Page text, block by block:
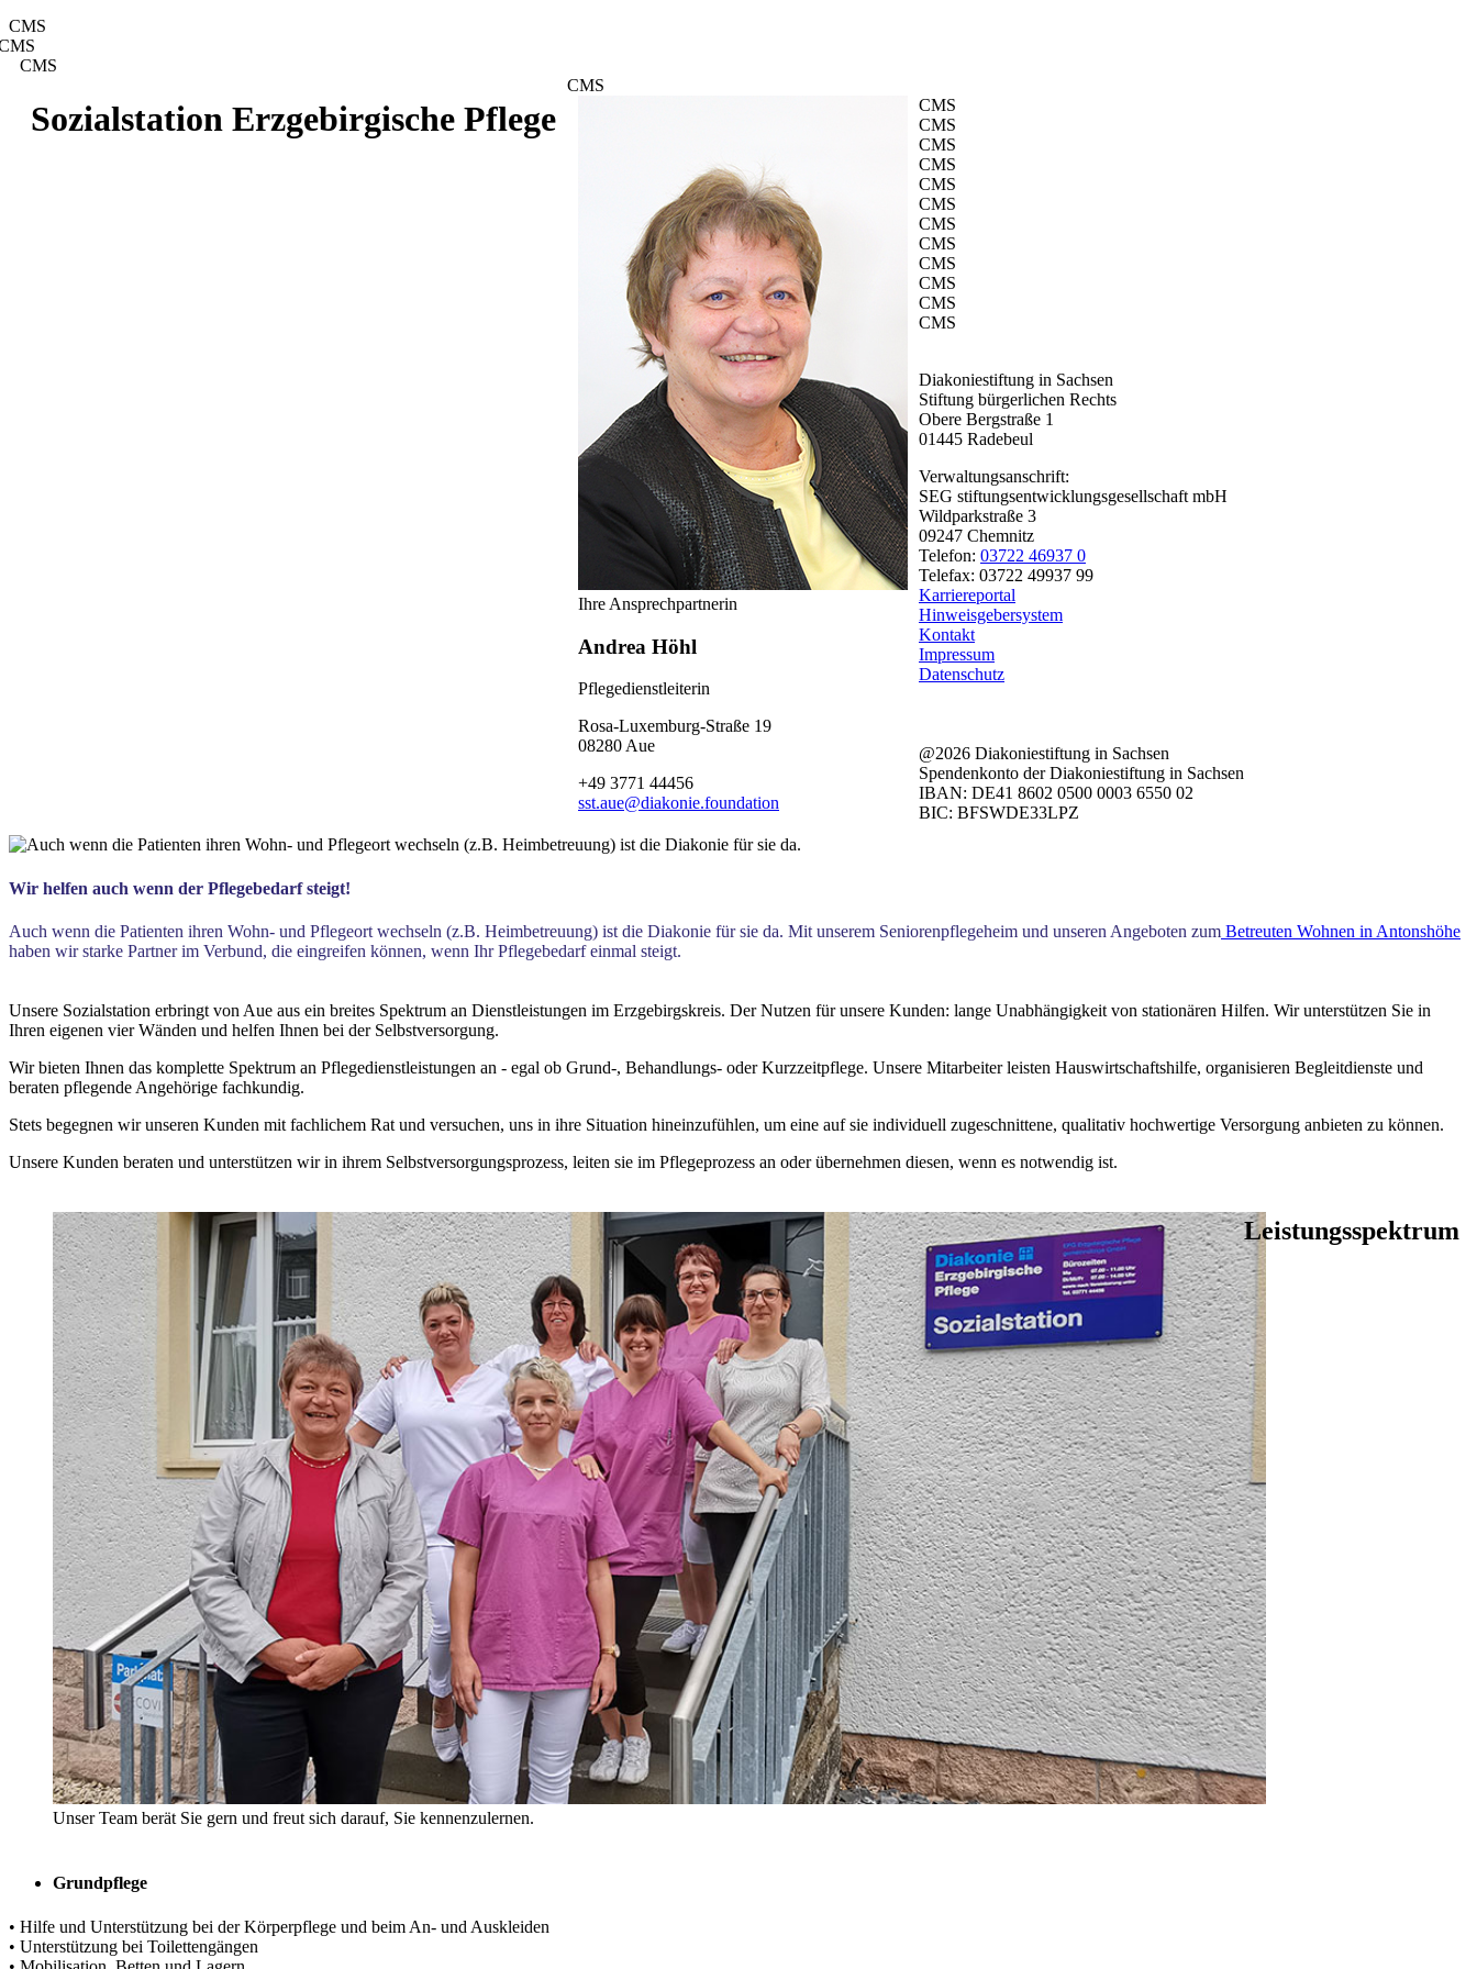
CMS
CMS
Sozialstation Erzgebirgische Pflege
CMS
Ihre Ansprechpartnerin
Andrea Höhl
Pflegedienstleiterin
Rosa-Luxemburg-Straße 19
08280 Aue
+49 3771 44456
sst.aue@diakonie.foundation
CMS
Wir helfen auch wenn der Pflegebedarf steigt!
Auch wenn die Patienten ihren Wohn- und Pflegeort wechseln (z.B. Heimbetreuung) ist die Diakonie für sie da. Mit unserem Seniorenpflegeheim und unseren Angeboten zum Betreuten Wohnen in Antonshöhe
haben wir starke Partner im Verbund, die eingreifen können, wenn Ihr Pflegebedarf einmal steigt.
CMS
Unsere Sozialstation erbringt von Aue aus ein breites Spektrum an Dienstleistungen im Erzgebirgskreis. Der Nutzen für unsere Kunden: lange Unabhängigkeit von stationären Hilfen. Wir unterstützen Sie in
Ihren eigenen vier Wänden und helfen Ihnen bei der Selbstversorgung.
Wir bieten Ihnen das komplette Spektrum an Pflegedienstleistungen an - egal ob Grund-, Behandlungs- oder Kurzzeitpflege. Unsere Mitarbeiter leisten Hauswirtschaftshilfe, organisieren Begleitdienste und
beraten pflegende Angehörige fachkundig.
Stets begegnen wir unseren Kunden mit fachlichem Rat und versuchen, uns in ihre Situation hineinzufühlen, um eine auf sie individuell zugeschnittene, qualitativ hochwertige Versorgung anbieten zu können.
Unsere Kunden beraten und unterstützen wir in ihrem Selbstversorgungsprozess, leiten sie im Pflegeprozess an oder übernehmen diesen, wenn es notwendig ist.
CMS
Unser Team berät Sie gern und freut sich darauf, Sie kennenzulernen.
CMS
Leistungsspektrum
CMS
CMS
Grundpflege
• Hilfe und Unterstützung bei der Körperpflege und beim An- und Auskleiden
• Unterstützung bei Toilettengängen
CMS
CMS
CMS
CMS
CMS
CMS
Diakoniestiftung in Sachsen
Stiftung bürgerlichen Rechts
Obere Bergstraße 1
01445 Radebeul
Verwaltungsanschrift:
SEG stiftungsentwicklungsgesellschaft mbH
Wildparkstraße 3
09247 Chemnitz
Telefon: 03722 46937 0
Telefax: 03722 49937 99
Karriereportal
Hinweisgebersystem
Kontakt
Impressum
Datenschutz
@2026 Diakoniestiftung in Sachsen
Spendenkonto der Diakoniestiftung in Sachsen
IBAN: DE41 8602 0500 0003 6550 02
BIC: BFSWDE33LPZ